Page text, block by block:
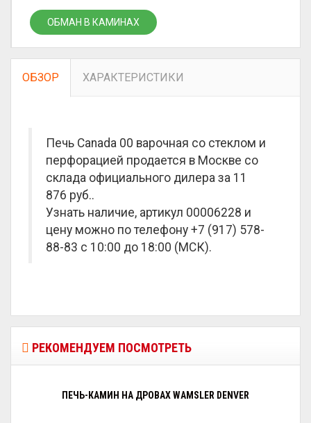
ОБМАН В КАМИНАХ
ОБЗОР ХАРАКТЕРИСТИКИ
Печь Canada 00 варочная со стеклом и
перфорацией продается в Москве со
склада официального дилера за 11
876 руб..
Узнать наличие, артикул 00006228 и
цену можно по телефону +7 (917) 578-
88-83 с 10:00 до 18:00 (МСК).
РЕКОМЕНДУЕМ ПОСМОТРЕТЬ
ПЕЧЬ-КАМИН НА ДРОВАХ WAMSLER DENVER